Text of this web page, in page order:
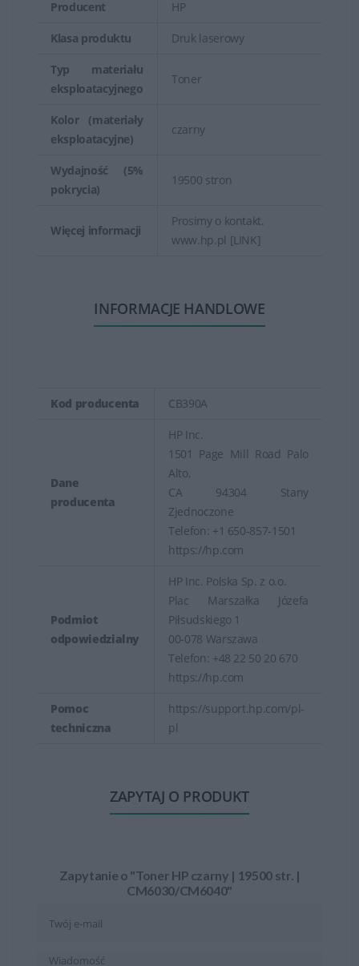
Producent HP
Klasa produktu Druk laserowy
Typ materiału
eksploatacyjnego
Toner
Kolor (materiały
eksploatacyjne)
czarny
Wydajność (5%
pokrycia)
19500 stron
Więcej informacji
Prosimy o kontakt.
www.hp.pl [LINK]
INFORMACJE HANDLOWE
Kod producenta CB390A
Dane
producenta
HP Inc.
1501 Page Mill Road Palo
Alto,
CA 94304 Stany
Zjednoczone
Telefon: +1 650-857-1501
https://hp.com
Podmiot
odpowiedzialny
HP Inc. Polska Sp. z o.o.
Plac Marszałka Józefa
Piłsudskiego 1
00-078 Warszawa
Telefon: +48 22 50 20 670
https://hp.com
Pomoc
techniczna
https://support.hp.com/pl-
pl
ZAPYTAJ O PRODUKT
Zapytanie o "Toner HP czarny | 19500 str. |
CM6030/CM6040"